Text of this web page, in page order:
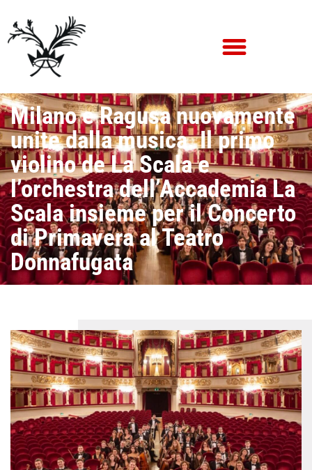
Milano e Ragusa nuovamente
unite dalla musica. Il primo
violino de La Scala e
l’orchestra dell’Accademia La
Scala insieme per il Concerto
di Primavera al Teatro
Donnafugata